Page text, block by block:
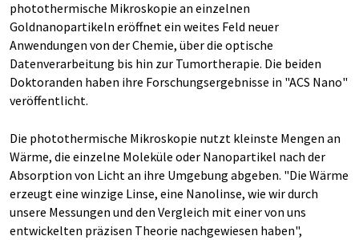
photothermische Mikroskopie an einzelnen
Goldnanopartikeln eröffnet ein weites Feld neuer
Anwendungen von der Chemie, über die optische
Datenverarbeitung bis hin zur Tumortherapie. Die beiden
Doktoranden haben ihre Forschungsergebnisse in "ACS Nano"
veröffentlicht.
Die photothermische Mikroskopie nutzt kleinste Mengen an
Wärme, die einzelne Moleküle oder Nanopartikel nach der
Absorption von Licht an ihre Umgebung abgeben. "Die Wärme
erzeugt eine winzige Linse, eine Nanolinse, wie wir durch
unsere Messungen und den Vergleich mit einer von uns
entwickelten präzisen Theorie nachgewiesen haben",